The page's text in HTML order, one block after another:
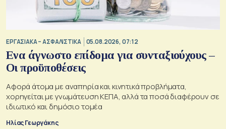
ΕΡΓΑΣΙΑΚΑ – ΑΣΦΑΛΙΣΤΙΚΑ 05.08.2026, 07:12
Ενα άγνωστο επίδομα για συνταξιούχους –
Οι προϋποθέσεις
Αφορά άτομα με αναπηρία και κινητικά προβλήματα,
χορηγείται με γνωμάτευση ΚΕΠΑ, αλλά τα ποσά διαφέρουν σε
ιδιωτικό και δημόσιο τομέα
Ηλίας Γεωργάκης